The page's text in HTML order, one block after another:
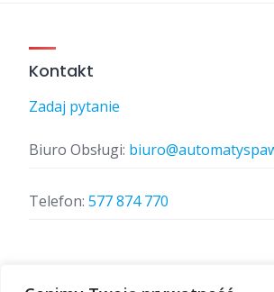
Kontakt
Zadaj pytanie
Biuro Obsługi:
Telefon: 577 874 770